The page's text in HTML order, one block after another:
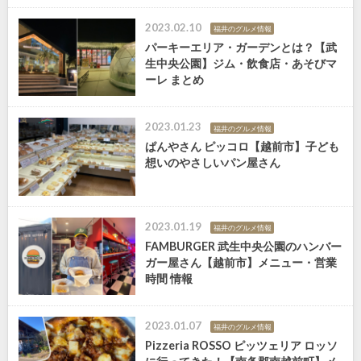
2023.02.10 福井のグルメ情報
パーキーエリア・ガーデンとは？【武
生中央公園】ジム・飲食店・あそびマ
ーレ まとめ
2023.01.23 福井のグルメ情報
ぱんやさん ピッコロ【越前市】子ども
想いのやさしいパン屋さん
2023.01.19 福井のグルメ情報
FAMBURGER 武生中央公園のハンバー
ガー屋さん【越前市】メニュー・営業
時間 情報
2023.01.07 福井のグルメ情報
Pizzeria ROSSO ピッツェリア ロッソ